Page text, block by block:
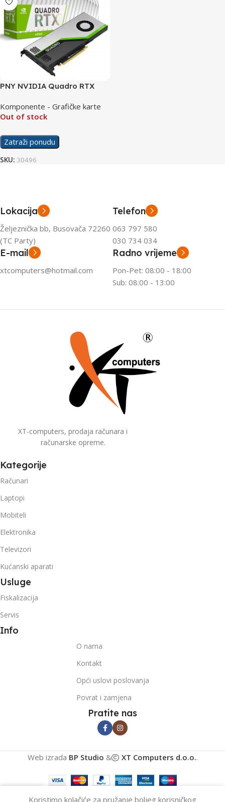
PNY NVIDIA Quadro RTX
Komponente - Grafičke karte
Out of stock
Zatraži ponudu
SKU: 30496
Lokacija
Željeznička bb, Busovača 72260
(TC Party)
Telefon
063 797 580
030 734 034
E-mail
xtcomputers@hotmail.com
Radno vrijeme
Pon-Pet: 08:00 - 18:00
Sub: 08:00 - 13:00
XT-computers, prodaja računara i
računarske opreme.
Kategorije
Računari
Laptopi
Mobiteli
Elektronika
Televizori
Kućanski aparati
Usluge
Fiskalizacija
Servis
Info
O nama
Kontakt
Opći uslovi poslovanja
Povrat i zamjena
Pratite nas
Web izrada BP Studio & XT Computers d.o.o..
Koristimo kolačiće za pružanje boljeg korisničkog